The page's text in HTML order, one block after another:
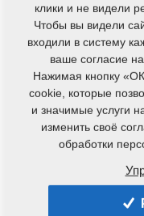
Код продукта:
Доступность:
Вес:
с НДС
клики и не видели
Чтобы вы видели
входили в систему
ваше согласие
Нажимая кнопку
cookie, которые
и значимые услуги
изменить своё
обработки